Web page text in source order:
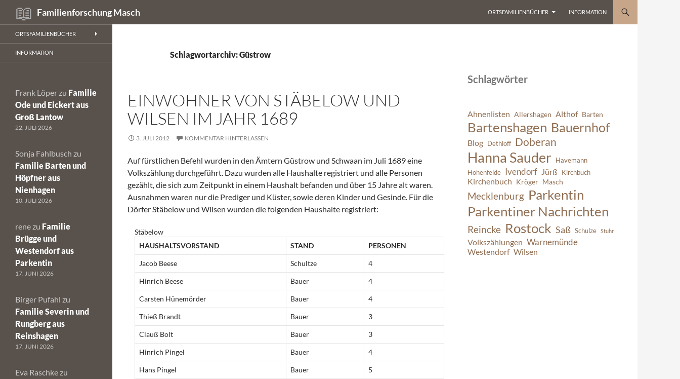
Inhalt
springen
Familienforschung Masch
Suchen
ORTSFAMILIENBÜCHER INFORMATION
Schlagwortarchiv: Güstrow
EINWOHNER VON STÄBELOW UND
WILSEN IM JAHR 1689
3. JULI 2012 KOMMENTAR HINTERLASSEN
Auf fürstlichen Befehl wurden in den Ämtern Güstrow und Schwaan im Juli 1689 eine
Volkszählung durchgeführt. Dazu wurden alle Haushalte registriert und alle Personen
gezählt, die sich zum Zeitpunkt in einem Haushalt befanden und über 15 Jahre alt waren.
Ausnahmen waren nur die Prediger und Küster, sowie deren Kinder und Gesinde. Für die
Dörfer Stäbelow und Wilsen wurden die folgenden Haushalte registriert:
Stäbelow
HAUSHALTSVORSTAND
STAND PERSONEN
Jacob Beese Schultze 4
Hinrich Beese Bauer 4
Carsten Hünemörder Bauer 4
Thieß Brandt Bauer 3
Clauß Bolt Bauer 3
Hinrich Pingel Bauer 4
Hans Pingel Bauer 5
Schlagwörter
Ahnenlisten Allershagen Althof Barten
Bartenshagen Bauernhof
Blog Dethloff Doberan
Hanna Sauder
Havemann
Hohenfelde Ivendorf Jürß Kirchbuch
Kirchenbuch Kröger Masch
Mecklenburg Parkentin
Parkentiner Nachrichten
Reincke Rostock Saß Schulze Stuhr
Volkszählungen Warnemünde
Westendorf Wilsen
ORTSFAMILIENBÜCHER
INFORMATION
Frank Löper zu Familie
Ode und Eickert aus
Groß Lantow
22. JULI 2026
Sonja Fahlbusch zu
Familie Barten und
Höpfner aus
Nienhagen
10. JULI 2026
rene zu Familie
Brügge und
Westendorf aus
Parkentin
17. JUNI 2026
Birger Pufahl zu
Familie Severin und
Rungberg aus
Reinshagen
17. JUNI 2026
Eva Raschke zu